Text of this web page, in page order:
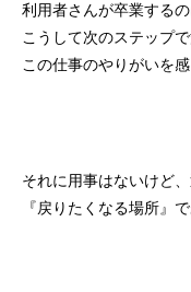
利用者さんが卒業するの
こうして次のステップ
この仕事のやりがいを
それに用事はないけど
『戻りたくなる場所』